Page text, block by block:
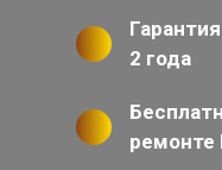
2 года
ремонте